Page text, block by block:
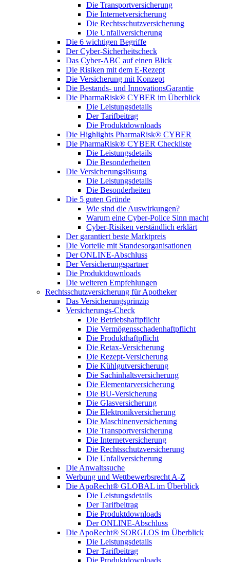
Die Transportversicherung
Die Internetversicherung
Die Rechtsschutzversicherung
Die Unfallversicherung
Die 6 wichtigen Begriffe
Der Cyber-Sicher­heits­check
Das Cyber-ABC auf einen Blick
Die Risiken mit dem E-Rezept
Die Versicherung mit Konzept
Die Bestands- und InnovationsGarantie
Die PharmaRisk® CYBER im Überblick
Die Leistungsdetails
Der Tarifbeitrag
Die Produktdownloads
Die Highlights PharmaRisk® CYBER
Die PharmaRisk® CYBER Checkliste
Die Leistungsdetails
Die Besonderheiten
Die Versicherungslösung
Die Leistungsdetails
Die Besonderheiten
Die 5 guten Gründe
Wie sind die Auswirkungen?
Warum eine Cyber-Police Sinn macht
Cyber-Risiken verständlich erklärt
Der garantiert beste Marktpreis
Die Vorteile mit Standesorganisationen
Der ONLINE-Abschluss
Der Versicherungspartner
Die Produktdownloads
Die weiteren Empfehlungen
Rechtsschutzversicherung für Apotheker
Das Versicherungsprinzip
Versicherungs-Check
Die Betriebshaftpflicht
Die Vermögensschadenhaftpflicht
Die Produkthaftpflicht
Die Retax-Versicherung
Die Rezept-Versicherung
Die Kühlgutversicherung
Die Sachinhaltsversicherung
Die Elementarversicherung
Die BU-Versicherung
Die Glasversicherung
Die Elektronikversicherung
Die Maschinenversicherung
Die Transportversicherung
Die Internetversicherung
Die Rechtsschutzversicherung
Die Unfallversicherung
Die Anwaltssuche
Werbung und Wettbewerbsrecht A-Z
Die ApoRecht® GLOBAL im Überblick
Die Leistungsdetails
Der Tarifbeitrag
Die Produktdownloads
Der ONLINE-Abschluss
Die ApoRecht® SORGLOS im Überblick
Die Leistungsdetails
Der Tarifbeitrag
Die Produktdownloads